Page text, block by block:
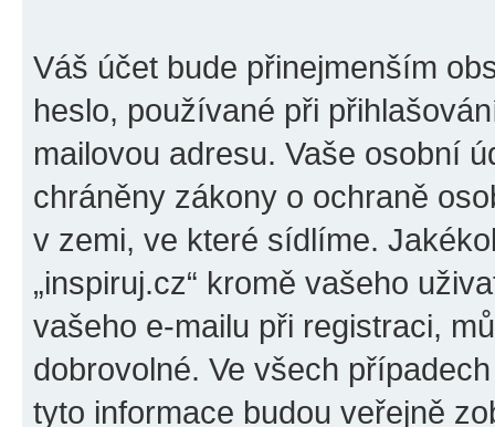
Váš účet bude přinejmenším
heslo, používané při
mailovou adresu. Vaše osobní
chráněny zákony o ochraně
v zemi, ve které sídlíme.
„inspiruj.cz“ kromě vašeho
vašeho e-mailu při registraci,
dobrovolné. Ve všech
tyto informace budou veřejně